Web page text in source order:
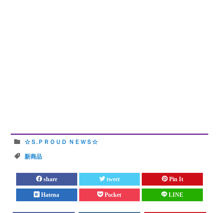
☆Ｓ.ＰＲＯＵＤ ＮＥＷＳ☆
新商品
share tweet Pin It
Hatena Pocket LINE